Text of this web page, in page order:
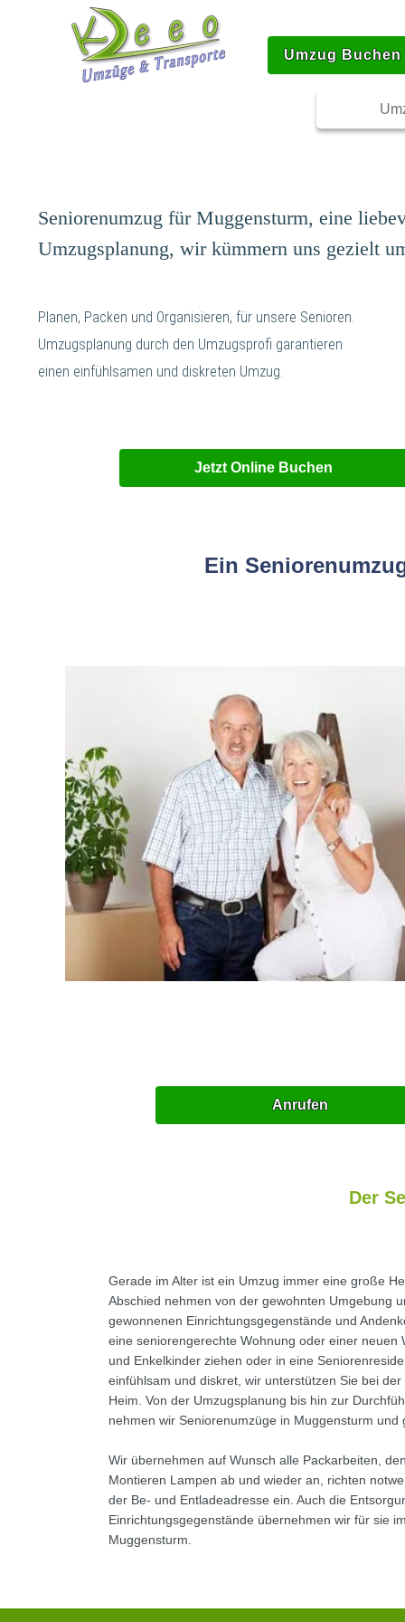
Umzug Buchen
Seniorenumzug für Muggensturm, eine
Umzugsplanung, wir kümmern uns gezielt
Planen, Packen und Organisieren, für unsere Senioren.
Umzugsplanung durch den Umzugsprofi garantieren
einen einfühlsamen und diskreten Umzug.
Jetzt Online Buchen
Ein
Anrufen
Der
Gerade im Alter ist ein Umzug immer eine große
Abschied nehmen von der gewohnten Umgebung
gewonnenen Einrichtungsgegenstände und
eine seniorengerechte Wohnung oder einer neuen
und Enkelkinder ziehen oder in eine
einfühlsam und diskret, wir unterstützen Sie bei
Heim. Von der Umzugsplanung bis hin zur
nehmen wir Seniorenumzüge in Muggensturm und
Wir übernehmen auf Wunsch alle Packarbeiten,
Montieren Lampen ab und wieder an, richten
der Be- und Entladeadresse ein. Auch die
Einrichtungsgegenstände übernehmen wir für sie
Muggensturm.